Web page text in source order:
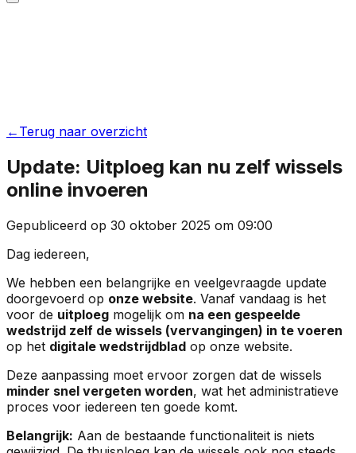
← Terug naar overzicht
Update: Uitploeg kan nu zelf wissels
online invoeren
Gepubliceerd op 30 oktober 2025 om 09:00
Dag iedereen,
We hebben een belangrijke en veelgevraagde update
doorgevoerd op onze website. Vanaf vandaag is het
voor de uitploeg mogelijk om na een gespeelde
wedstrijd zelf de wissels (vervangingen) in te voeren
op het digitale wedstrijdblad op onze website.
Deze aanpassing moet ervoor zorgen dat de wissels
minder snel vergeten worden, wat het administratieve
proces voor iedereen ten goede komt.
Belangrijk: Aan de bestaande functionaliteit is niets